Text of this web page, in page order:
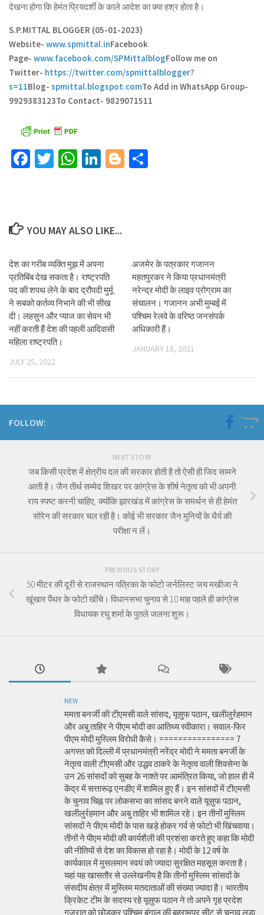
देखना होगा कि हेमंत प्रियदर्शी के काले आदेश का क्या हश्र होता है।
S.P.MITTAL BLOGGER (05-01-2023)
Website- www.spmittal.inFacebook
Page- www.facebook.com/SPMittalblogFollow me on
Twitter- https://twitter.com/spmittalblogger?
s=11Blog- spmittal.blogspot.comTo Add in WhatsApp Group-
9929383123To Contact- 9829071511
Facebook
TwitterWhatsApp
LinkedIn
Blogger
YOU MAY ALSO LIKE...
देश का गरीब व्यक्ति मुझ में अपना
प्रतिबिंब देख सकता है। राष्ट्रपति
पद की शपथ लेने के बाद द्रौपदी मुर्मू
ने सबको कर्तव्य निभाने की भी सीख
दी। लहसुन और प्याज का सेवन भी
नहीं करती हैं देश की पहली आदिवासी
महिला राष्ट्रपति।
JULY 25, 2022
अजमेर के पत्रकार गजानन
महतपुरकर ने किया प्रधानमंत्री
नरेन्द्र मोदी के लाइव प्रोग्राम का
संचालन। गजानन अभी मुम्बई में
पश्चिम रेलवे के वरिष्ठ जनसंपर्क
अधिकारी हैं।
JANUARY 18, 2021
FOLLOW:
NEXT STORY
जब किसी प्रदेश में क्षेत्रीय दल की सरकार होती है तो ऐसी ही जिद सामने
आती है। जैन तीर्थ सम्मेद शिखर पर कांग्रेस के शीर्ष नेतृत्व को भी अपनी
राय स्पष्ट करनी चाहिए, क्योंकि झारखंड में कांग्रेस के समर्थन से ही हेमंत
सोरेन की सरकार चल रही है। कोई भी सरकार जैन मुनियों के धैर्य की
परीक्षा न लें।
PREVIOUS STORY
50 मीटर की दूरी से राजस्थान पत्रिका के फोटो जर्नलिस्ट जय मखीजा ने
खूंखार पैंथर के फोटो खींचे। विधानसभा चुनाव से 10 माह पहले ही कांग्रेस
विधायक रघु शर्मा के पुतले जलना शुरू।
NEW
ममता बनर्जी की टीएमसी वाले सांसद, यूसुफ पठान, खलीलुर्रहमान
और अबु ताहिर ने पीएम मोदी का आतिथ्य स्वीकारा। सवाल-फिर
पीएम मोदी मुस्लिम विरोधी कैसे। ================ 7
अगस्त को दिल्ली में प्रधानमंत्री नरेंद्र मोदी ने ममता बनर्जी के
नेतृत्व वाली टीएमसी और उद्धव ठाकरे के नेतृत्व वाली शिवसेना के
उन 26 सांसदों को सुबह के नाश्ते पर आमंत्रित किया, जो हाल ही में
केंद्र में सत्तारूढ़ एनडीए में शामिल हुए हैं। इन सांसदों में टीएमसी
के चुनाव चिह्न पर लोकसभा का सांसद बनने वाले यूसुफ पठान,
खलीलुर्रहमान और अबु ताहिर भी शामिल रहे। इन तीनों मुस्लिम
सांसदों ने पीएम मोदी के पास खड़े होकर गर्व से फोटो भी खिंचवाया।
तीनों ने पीएम मोदी की कार्यशैली की प्रशंसा करते हुए कहा कि मोदी
की नीतियों से देश का विकास हो रहा है। मोदी के 12 वर्ष के
कार्यकाल में मुसलमान स्वयं को ज्यादा सुरक्षित महसूस करता है।
यहां यह खासतौर से उल्लेखनीय है कि तीनों मुस्लिम सांसदों के
संसदीय क्षेत्र में मुस्लिम मतदाताओं की संख्या ज्यादा है। भारतीय
क्रिकेट टीम के सदस्य रहे यूसुफ पठान ने तो अपने गृह प्रदेश
गुजरात को छोड़कर पश्चिम बंगाल की बहरामपुर सीट से चुनाव लड़ा